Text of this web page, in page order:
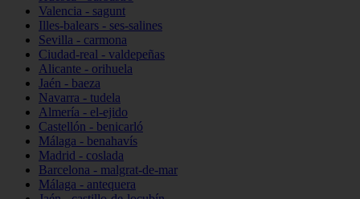
Valencia - sagunt
Illes-balears - ses-salines
Sevilla - carmona
Ciudad-real - valdepeñas
Alicante - orihuela
Jaén - baeza
Navarra - tudela
Almería - el-ejido
Castellón - benicarló
Málaga - benahavís
Madrid - coslada
Barcelona - malgrat-de-mar
Málaga - antequera